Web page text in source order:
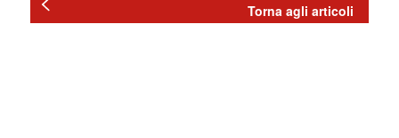
Torna agli articoli